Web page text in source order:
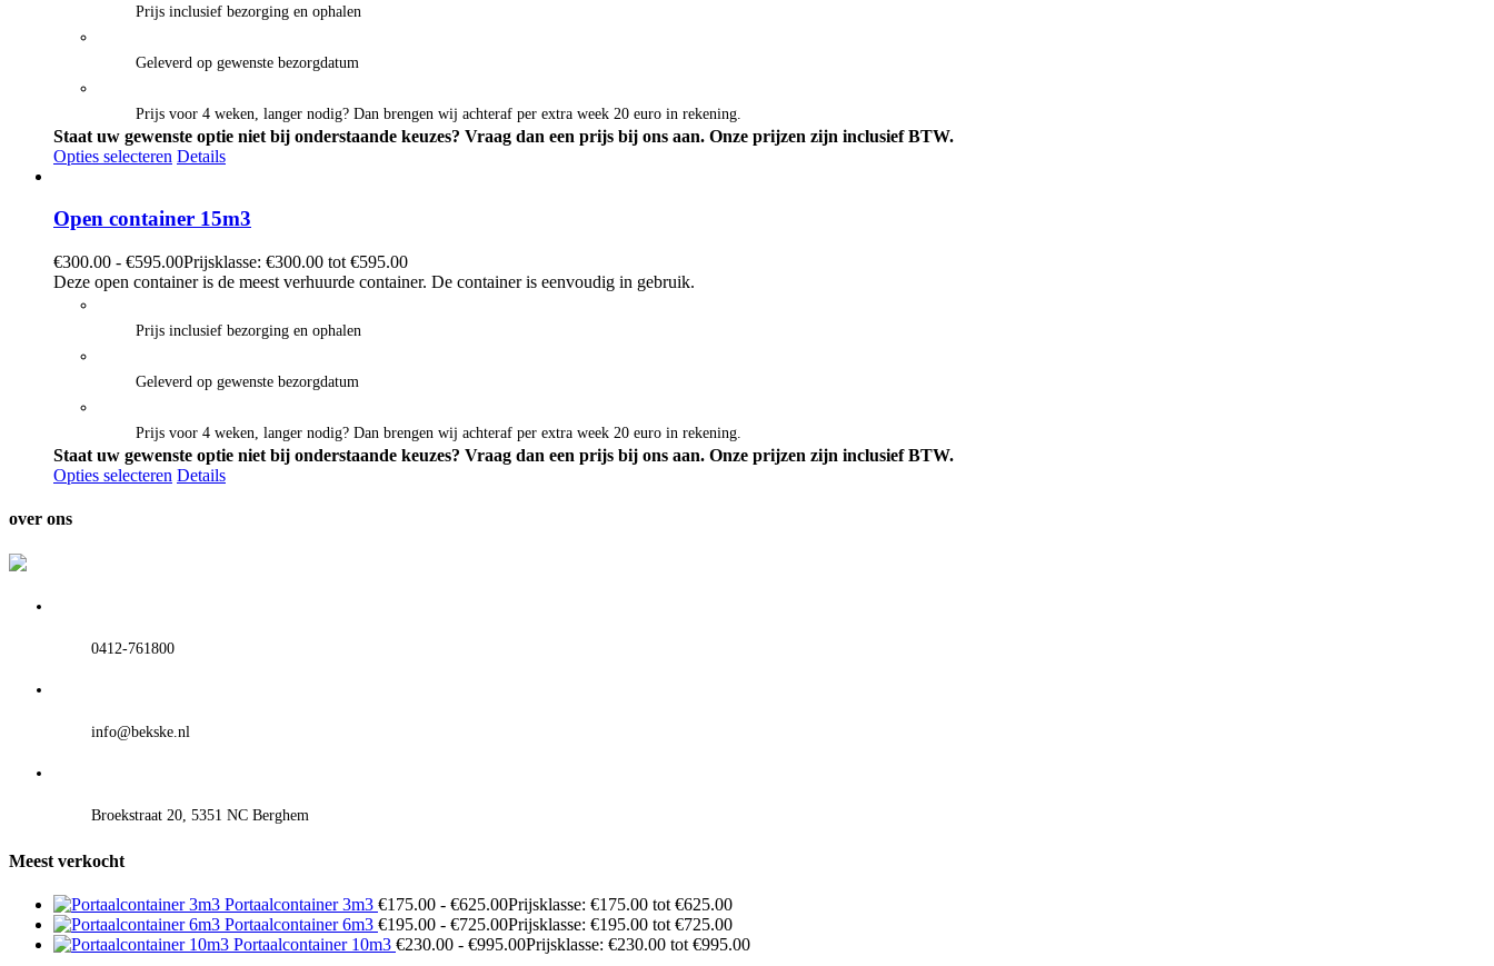
Prijs inclusief bezorging en ophalen
Geleverd op gewenste bezorgdatum
Prijs voor 4 weken, langer nodig? Dan brengen wij achteraf per extra week 20 euro in rekening.
Staat uw gewenste optie niet bij onderstaande keuzes? Vraag dan een prijs bij ons aan. Onze prijzen zijn inclusief BTW.
Opties selecteren Details
Open container 15m3
€300.00 - €595.00Prijsklasse: €300.00 tot €595.00
Deze open container is de meest verhuurde container. De container is eenvoudig in gebruik.
Prijs inclusief bezorging en ophalen
Geleverd op gewenste bezorgdatum
Prijs voor 4 weken, langer nodig? Dan brengen wij achteraf per extra week 20 euro in rekening.
Staat uw gewenste optie niet bij onderstaande keuzes? Vraag dan een prijs bij ons aan. Onze prijzen zijn inclusief BTW.
Opties selecteren Details
over ons
0412-761800
info@bekske.nl
Broekstraat 20, 5351 NC Berghem
Meest verkocht
Portaalcontainer 3m3 €175.00 - €625.00Prijsklasse: €175.00 tot €625.00
Portaalcontainer 6m3 €195.00 - €725.00Prijsklasse: €195.00 tot €725.00
Portaalcontainer 10m3 €230.00 - €995.00Prijsklasse: €230.00 tot €995.00